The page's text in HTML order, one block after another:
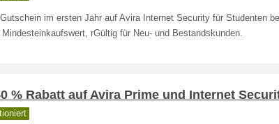
im ersten Jahr auf Avira Internet Security für Studenten
rGültig für Neu- und Bestandskunden.
% Rabatt auf Avira Prime und Internet